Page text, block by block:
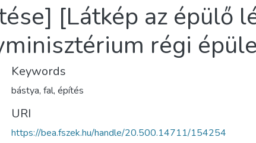
[Látkép az épülő
régi
Keywords
bástya, fal, építés
URI
https://bea.fszek.hu/handle/20.500.14711/154254